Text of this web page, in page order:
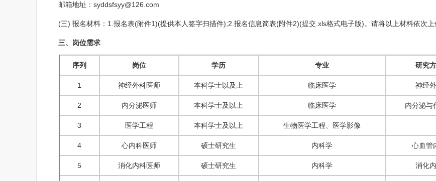
邮箱地址：syddsfsyy@126.com
(三) 报名材料：1.报名表(附件1)(提供本人签字扫描件);2.报名信息简表(附件2)(提交.xls格式电子版)。请将以上材料依次上
三、岗位需求
序列 岗位 学历 专业 研究
1 神经外科医师 本科学士以及上 临床医学 神经
2 内分泌医师 本科学士及以上 临床医学 内分泌与
3 医学工程 本科学士及以上 生物医学工程、医学影像
4 心内科医师 硕士研究生 内科学 心血管
5 消化内科医师 硕士研究生 内科学 消化